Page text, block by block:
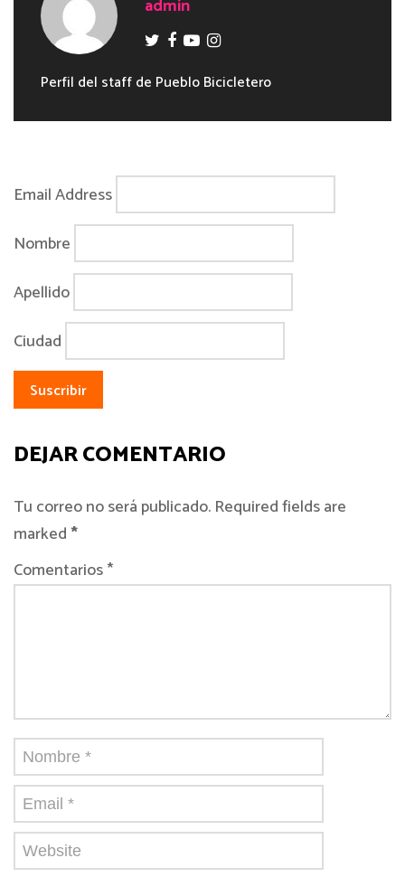
admin
Perfil del staff de Pueblo Bicicletero
Email Address
Nombre
Apellido
Ciudad
DEJAR COMENTARIO
Tu correo no será publicado. Required fields are
marked*
Comentarios *